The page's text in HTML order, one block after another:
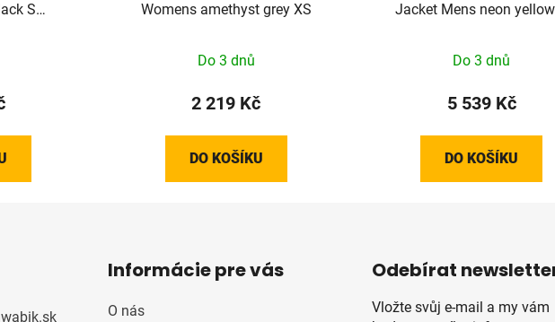
S
Womens amethyst grey XS
Do 3 dnů
2 219 Kč
DO KOŠÍKU
Jacket Mens neon
Do 3 dnů
5 539 Kč
DO KOŠÍKU
Informácie pre vás
O nás
Odebírat
Vložte svůj e-mail a my vám